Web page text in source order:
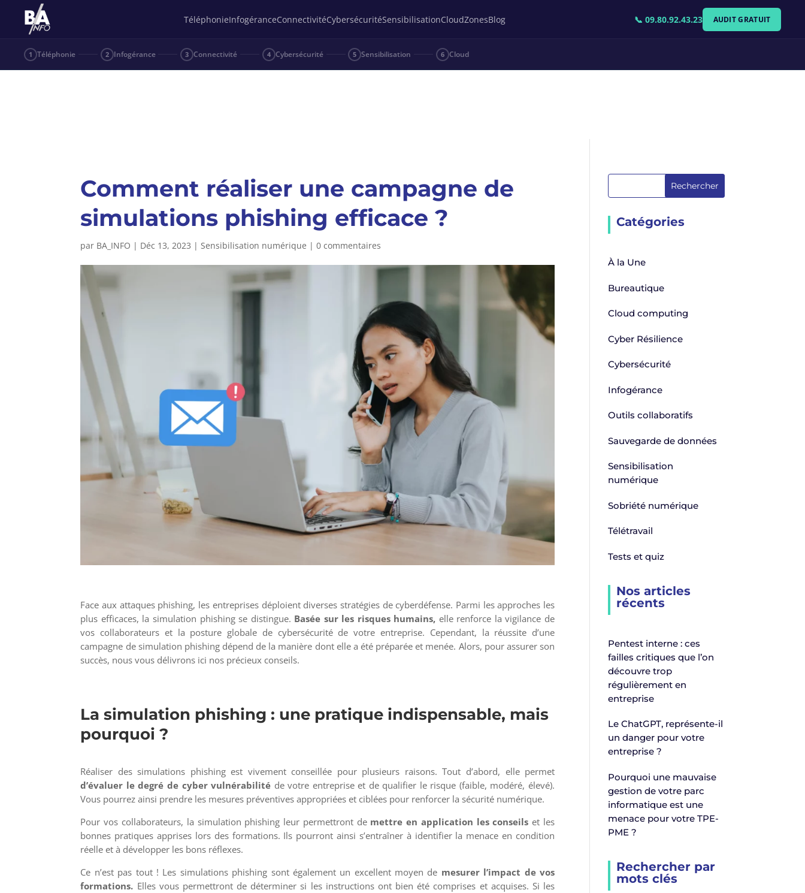
TéléphonieInfogéranceConnectivitéCybersécuritéSensibilisationCloudZonesBlog 📞 09.80.92.43.23 AUDIT GRATUIT
1 Téléphonie 2 Infogérance 3 Connectivité 4 Cybersécurité 5 Sensibilisation 6 Cloud
Comment réaliser une campagne de
simulations phishing efficace ?
par BA_INFO | Déc 13, 2023 |Sensibilisation numérique |0 commentaires
Face aux attaques phishing, les entreprises déploient diverses stratégies de cyberdéfense. Parmi les approches les
plus efficaces, la simulation phishing se distingue. Basée sur les risques humains, elle renforce la vigilance de
vos collaborateurs et la posture globale de cybersécurité de votre entreprise. Cependant, la réussite d’une
campagne de simulation phishing dépend de la manière dont elle a été préparée et menée. Alors, pour assurer son
succès, nous vous délivrons ici nos précieux conseils.
La simulation phishing : une pratique indispensable, mais
pourquoi ?
Réaliser des simulations phishing est vivement conseillée pour plusieurs raisons. Tout d’abord, elle permet
d’évaluer le degré de cyber vulnérabilité de votre entreprise et de qualifier le risque (faible, modéré, élevé).
Vous pourrez ainsi prendre les mesures préventives appropriées et ciblées pour renforcer la sécurité numérique.
Pour vos collaborateurs, la simulation phishing leur permettront de mettre en application les conseils et les
bonnes pratiques apprises lors des formations. Ils pourront ainsi s’entraîner à identifier la menace en condition
réelle et à développer les bons réflexes.
Ce n’est pas tout ! Les simulations phishing sont également un excellent moyen de mesurer l’impact de vos
formations. Elles vous permettront de déterminer si les instructions ont bien été comprises et acquises. Si les
Rechercher
Catégories
À la Une
Bureautique
Cloud computing
Cyber Résilience
Cybersécurité
Infogérance
Outils collaboratifs
Sauvegarde de données
Sensibilisation
numérique
Sobriété numérique
Télétravail
Tests et quiz
Nos articles
récents
Pentest interne : ces
failles critiques que l’on
découvre trop
régulièrement en
entreprise
Le ChatGPT, représente-il
un danger pour votre
entreprise ?
Pourquoi une mauvaise
gestion de votre parc
informatique est une
menace pour votre TPE-
PME ?
Rechercher par
mots clés